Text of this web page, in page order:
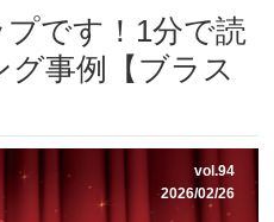
です！1分で読
事例【ブラス
vol.94
2026/02/26